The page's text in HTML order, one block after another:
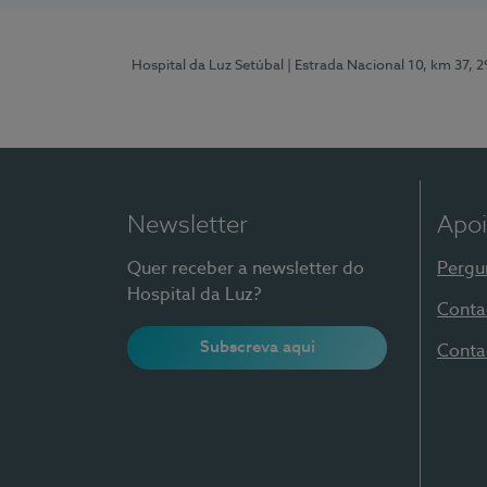
Hospital da Luz Setúbal | Estrada Nacional 10, km 37,
Newsletter
Quer receber a newsletter do
Hospital da Luz?
Subscreva aqui